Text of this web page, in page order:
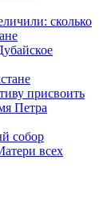
сколько
присвоить
Петра
собор
всех